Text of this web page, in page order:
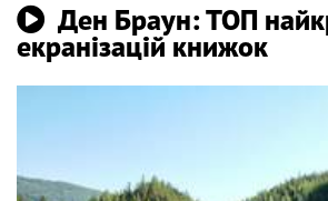
Ден Браун: ТОП
екранізацій книжок